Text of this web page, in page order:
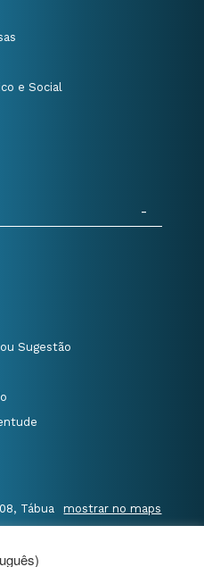
e Social
Sugestão
Tábua mostrar no maps
tabua.pt